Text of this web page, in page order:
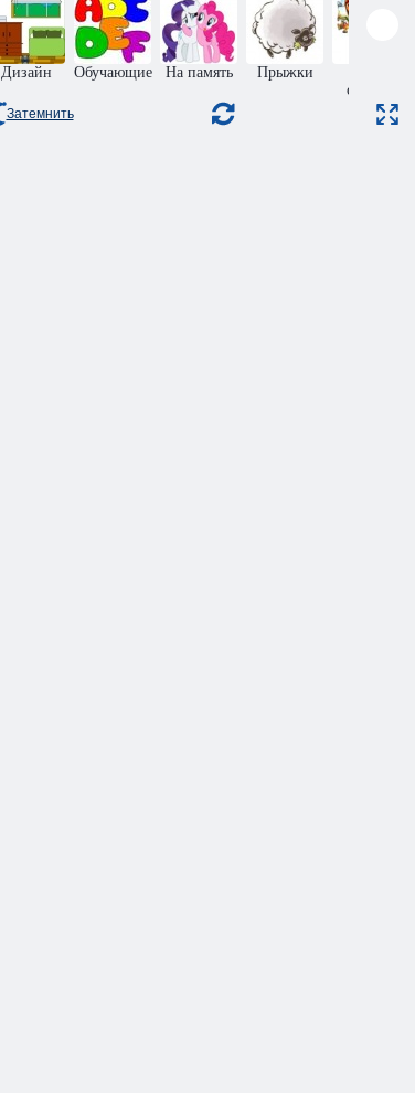
Детектив X.
Найти
спрятанный
предмет
Найти мою
обувь
Дизайн Обучающие На память Прыжки
онлайн
Затемнить